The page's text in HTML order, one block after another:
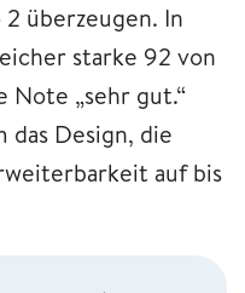
überzeugen. In
starke 92 von
Note „sehr gut.“
das Design, die
auf bis